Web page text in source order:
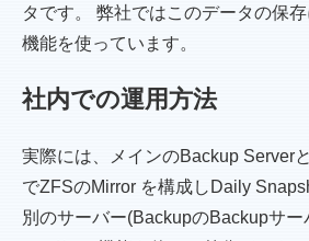
タです。 弊社ではこのデータの保
機能を使っています。
社内での運用方法
実際には、メインのBackup Server
でZFSのMirror を構成しDaily
別のサーバー(BackupのBackupサ